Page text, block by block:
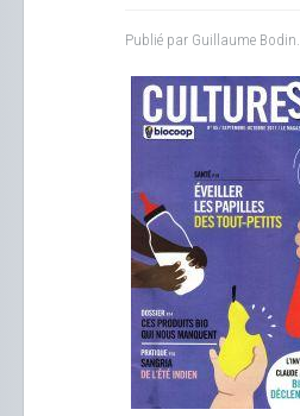
Publié par Guillaume Bodin.